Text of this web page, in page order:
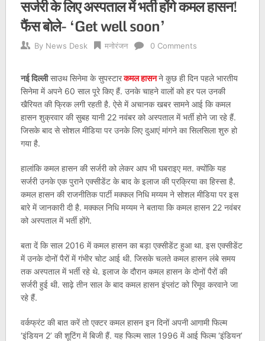
सर्जरी के लिए अस्पताल में भर्ती होंगे कमल हासन!
फैंस बोले- ‘Get well soon’
By News Desk मनोरंजन 0 Comments
नई दिल्लीसाउथ सिनेमा के सुपस्टारकमल हासनने कुछ ही दिन पहले भारतीय
सिनेमा में अपने 60 साल पूरे किए हैं. उनके चाहने वालों को हर पल उनकी
खैरियत की फ्रिक लगी रहती है. ऐसे में अचानक खबर सामने आई कि कमल
हासन शुक्रवार की सुबह यानी 22 नवंबर को अस्पताल में भर्ती होने जा रहे हैं.
जिसके बाद से सोशल मीडिया पर उनके लिए दुआएं मांगने का सिलसिला शुरु हो
गया है.
हालांकि कमल हासन की सर्जरी को लेकर आप भी घबराइए मत. क्योंकि यह
सर्जरी उनके एक पुराने एक्सीडेंट के बाद के इलाज की प्रक्रिया का हिस्सा है.
कमल हासन की राजनीतिक पार्टी मक्कल निधि मय्यम ने सोशल मीडिया पर इस
बारे में जानकारी दी है. मक्कल निधि मय्यम ने बताया कि कमल हासन 22 नवंबर
को अस्पताल में भर्ती होंगे.
बता दें कि साल 2016 में कमल हासन का बड़ा एक्सीडेंट हुआ था. इस एक्सीडेंट
में उनके दोनों पैरों में गंभीर चोट आई थी. जिसके चलते कमल हासन लंबे समय
तक अस्पताल में भर्ती रहे थे. इलाज के दौरान कमल हासन के दोनों पैरों की
सर्जरी हुई थी. साढ़े तीन साल के बाद कमल हासन इंप्लांट को रिमूव करवाने जा
रहे हैं.
वर्कफ्रंट की बात करें तो एक्टर कमल हासन इन दिनों अपनी आगामी फिल्म
‘इंडियन 2’ की शूटिंग में बिजी हैं. यह फिल्म साल 1996 में आई फिल्म ‘इंडियन’